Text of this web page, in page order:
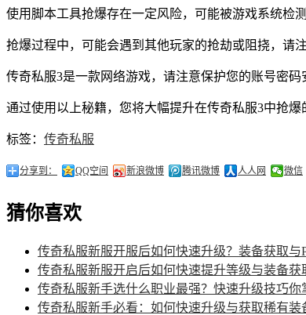
使用脚本工具抢爆存在一定风险，可能被游戏系统检测
抢爆过程中，可能会遇到其他玩家的抢劫或阻挠，请注
传奇私服3是一款网络游戏，请注意保护您的账号密码
通过使用以上秘籍，您将大幅提升在传奇私服3中抢
标签： 传奇私服
分享到： QQ空间 新浪微博 腾讯微博 人人网 微信
猜你喜欢
传奇私服新服开服后如何快速升级？装备获取与
传奇私服新服开启后如何快速提升等级与装备获
传奇私服新手选什么职业最强？快速升级技巧你
传奇私服新手必看：如何快速升级与获取稀有装